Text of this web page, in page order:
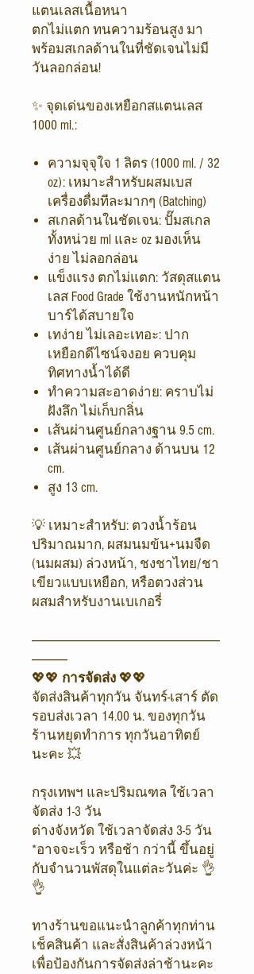
แตนเลสเนื้อหนา
ตกไม่แตก ทนความร้อนสูง มา
พร้อมสเกลด้านในที่ชัดเจนไม่มี
วันลอกล่อน!
✨ จุดเด่นของเหยือกสแตนเลส
1000 ml.:
ความจุจุใจ 1 ลิตร (1000 ml. / 32
oz): เหมาะสำหรับผสมเบส
เครื่องดื่มทีละมากๆ (Batching)
สเกลด้านในชัดเจน: ปั๊มสเกล
ทั้งหน่วย ml และ oz มองเห็น
ง่าย ไม่ลอกล่อน
แข็งแรง ตกไม่แตก: วัสดุสแตน
เลส Food Grade ใช้งานหนักหน้า
บาร์ได้สบายใจ
เทง่าย ไม่เลอะเทอะ: ปาก
เหยือกดีไซน์จงอย ควบคุม
ทิศทางน้ำได้ดี
ทำความสะอาดง่าย: คราบไม่
ฝังลึก ไม่เก็บกลิ่น
เส้นผ่านศูนย์กลางฐาน 9.5 cm.
เส้นผ่านศูนย์กลาง ด้านบน 12
cm.
สูง 13 cm.
💡 เหมาะสำหรับ: ตวงน้ำร้อน
ปริมาณมาก, ผสมนมข้น+นมจืด
(นมผสม) ล่วงหน้า, ชงชาไทย/ชา
เขียวแบบเหยือก, หรือตวงส่วน
ผสมสำหรับงานเบเกอรี่
-------------------------------------------------------------------------------
---------------
💖💖 การจัดส่ง 💖💖
จัดส่งสินค้าทุกวัน จันทร์-เสาร์ ตัด
รอบส่งเวลา 14.00 น. ของทุกวัน
ร้านหยุดทำการ ทุกวันอาทิตย์
นะคะ 💥
กรุงเทพฯ และปริมณฑล ใช้เวลา
จัดส่ง 1-3 วัน
ต่างจังหวัด ใช้เวลาจัดส่ง 3-5 วัน
*อาจจะเร็ว หรือช้า กว่านี้ ขึ้นอยู่
กับจำนวนพัสดุในแต่ละวันค่ะ 👌
👌
ทางร้านขอแนะนำลูกค้าทุกท่าน
เช็คสินค้า และสั่งสินค้าล่วงหน้า
เพื่อป้องกันการจัดส่งล่าช้านะคะ